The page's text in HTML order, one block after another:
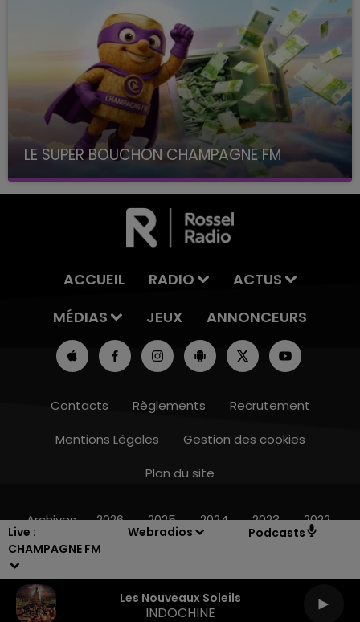
Live :
CHAMPAGNE FM
Webradios Podcasts
Les Nouveaux Soleils
INDOCHINE
15h00 - 19h00
LE SUPER BOUCHON CHAMPAGNE FM
avec La Famille Champagne FM, à 8H10
ACCUEIL RADIO
ACTUS
MÉDIAS
JEUX ANNONCEURS
Contacts Règlements
Recrutement
Mentions Légales
Gestion des cookies
Plan du site
Archives 2026 2025 2024 2023 2022